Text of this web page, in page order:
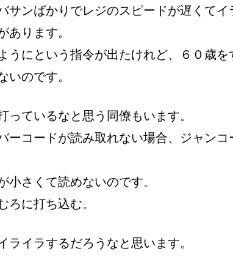
サンばかりでレジのスピードが遅くてイ
あります。
うにという指令が出たけれど、６０歳を
いのです。
っているなと思う同僚もいます。
ーコードが読み取れない場合、ジャンコ
小さくて読めないのです。
ろに打ち込む。
ライラするだろうなと思います。